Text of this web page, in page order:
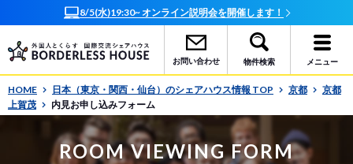
8/5(水)19:30~ オンライン説明会を開催します！
お問い合わせ 物件検索 メニュー
HOME 日本（東京・関西・仙台）のシェアハウス情報 TOP 京都
京都
上賀茂
内見お申し込みフォーム
ROOM VIEWING FORM